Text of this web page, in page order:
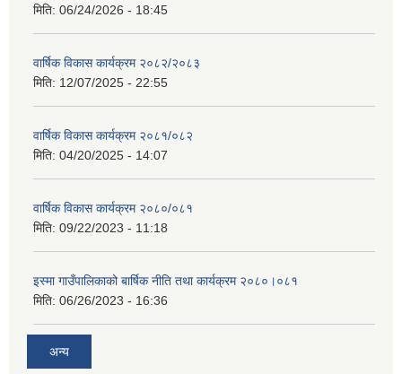
मिति: 06/24/2026 - 18:45
वार्षिक विकास कार्यक्रम २०८२/२०८३
मिति: 12/07/2025 - 22:55
वार्षिक विकास कार्यक्रम २०८१/०८२
मिति: 04/20/2025 - 14:07
वार्षिक विकास कार्यक्रम २०८०/०८१
मिति: 09/22/2023 - 11:18
इस्मा गाउँपालिकाको बार्षिक नीति तथा कार्यक्रम २०८०।०८१
मिति: 06/26/2023 - 16:36
अन्य